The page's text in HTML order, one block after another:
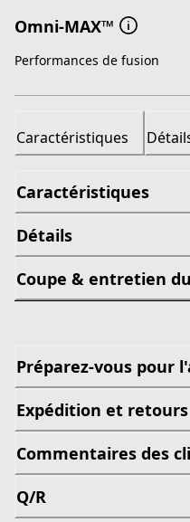
Omni-MAX™
Performances de fusion
Caractéristiques
Caractéristiques
Détails
Coupe & entretien
Préparez-vous pour
Expédition et retours
Commentaires des
Q/R